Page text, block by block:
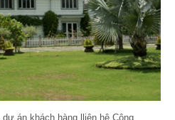
án khách hàng lliên hệ Công